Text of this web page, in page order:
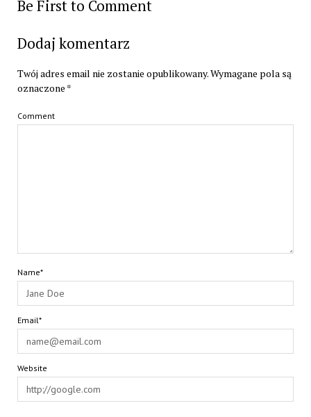
Be First to Comment
Dodaj komentarz
Twój adres email nie zostanie opublikowany.Wymagane pola są
oznaczone *
Comment
Name*
Email*
Website